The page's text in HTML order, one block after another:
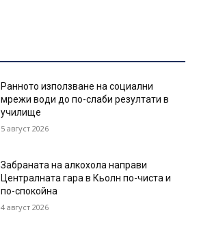
Ранното използване на социални
мрежи води до по-слаби резултати в
училище
5 август 2026
Забраната на алкохола направи
Централната гара в Кьолн по-чиста и
по-спокойна
4 август 2026